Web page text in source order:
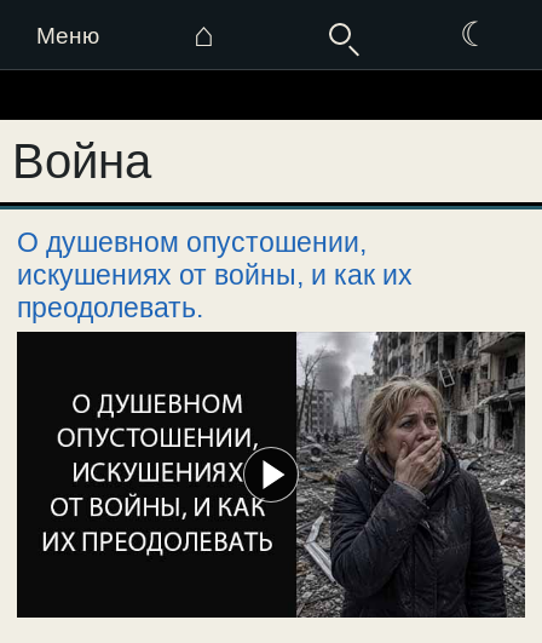
Меню ⌂ ☾
к
содержимому
Война
О душевном опустошении,
искушениях от войны, и как их
преодолевать.